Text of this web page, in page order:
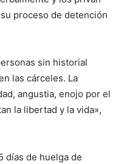
proceso de detención
sin historial
las cárceles. La
angustia, enojo por el
la libertad y la vida»,
días de huelga de